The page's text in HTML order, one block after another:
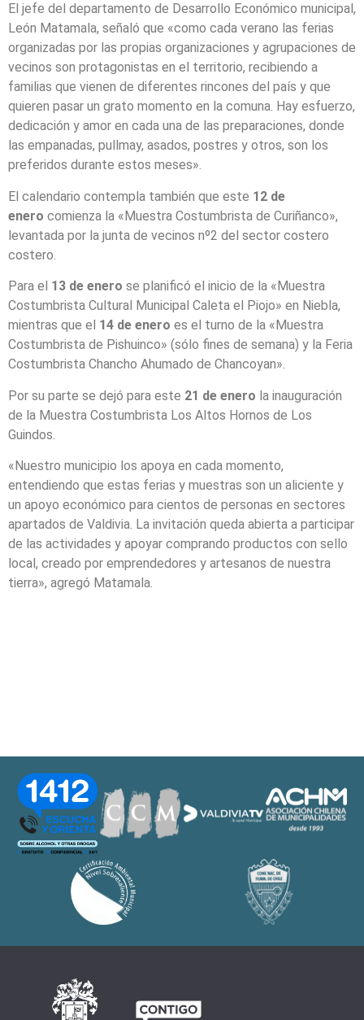
El jefe del departamento de Desarrollo Económico municipal,
León Matamala, señaló que «como cada verano las ferias
organizadas por las propias organizaciones y agrupaciones de
vecinos son protagonistas en el territorio, recibiendo a
familias que vienen de diferentes rincones del país y que
quieren pasar un grato momento en la comuna. Hay esfuerzo,
dedicación y amor en cada una de las preparaciones, donde
las empanadas, pullmay, asados, postres y otros, son los
preferidos durante estos meses».
El calendario contempla también que este 12 de
enero comienza la «Muestra Costumbrista de Curiñanco»,
levantada por la junta de vecinos nº2 del sector costero
costero.
Para el 13 de enero se planificó el inicio de la «Muestra
Costumbrista Cultural Municipal Caleta el Piojo» en Niebla,
mientras que el 14 de enero es el turno de la «Muestra
Costumbrista de Pishuinco» (sólo fines de semana) y la Feria
Costumbrista Chancho Ahumado de Chancoyan».
Por su parte se dejó para este 21 de enero la inauguración
de la Muestra Costumbrista Los Altos Hornos de Los
Guindos.
«Nuestro municipio los apoya en cada momento,
entendiendo que estas ferias y muestras son un aliciente y
un apoyo económico para cientos de personas en sectores
apartados de Valdivia. La invitación queda abierta a participar
de las actividades y apoyar comprando productos con sello
local, creado por emprendedores y artesanos de nuestra
tierra», agregó Matamala.